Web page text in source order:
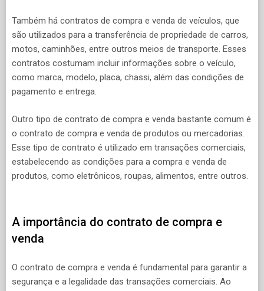
Também há contratos de compra e venda de veículos, que
são utilizados para a transferência de propriedade de carros,
motos, caminhões, entre outros meios de transporte. Esses
contratos costumam incluir informações sobre o veículo,
como marca, modelo, placa, chassi, além das condições de
pagamento e entrega.
Outro tipo de contrato de compra e venda bastante comum é
o contrato de compra e venda de produtos ou mercadorias.
Esse tipo de contrato é utilizado em transações comerciais,
estabelecendo as condições para a compra e venda de
produtos, como eletrônicos, roupas, alimentos, entre outros.
A importância do contrato de compra e
venda
O contrato de compra e venda é fundamental para garantir a
segurança e a legalidade das transações comerciais. Ao